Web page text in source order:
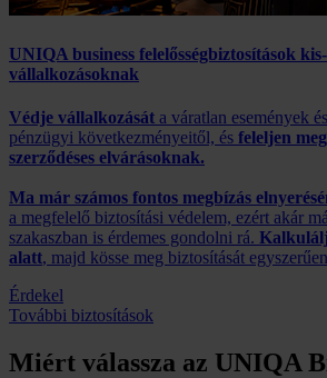
UNIQA business felelősség­biztosítások
vállalkozásoknak
Védje vállalkozását a váratlan események
pénzügyi következményeitől, és feleljen
szerződéses elvárásoknak.
Ma már számos fontos megbízás
a megfelelő biztosítási védelem, ezért akár
szakaszban is érdemes gondolni rá.
alatt, majd kösse meg biztosítását
Érdekel
További biztosítások
Miért válassza az UNIQA